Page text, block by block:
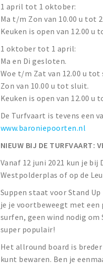
1 april tot 1 oktober:
Ma t/m Zon van 10.00 u tot
Keuken is open van 12.00 u
1 oktober tot 1 april:
Ma en Di gesloten.
Woe t/m Zat van 12.00 u tot
Zon van 10.00 u tot sluit.
Keuken is open van 12.00 u
De Turfvaart is tevens een
www.baroniepoorten.nl
NIEUW BIJ DE TURFVAART:
Vanaf 12 juni 2021 kun je
Westpolderplas of op de
Suppen staat voor Stand
je je voortbeweegt met een
surfen, geen wind nodig om
super populair!
Het allround board is
kunt bewaren. Ben je